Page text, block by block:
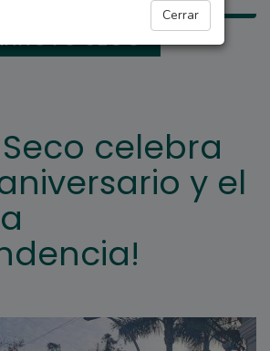
Cerrar
SECO
Seco celebra
y el